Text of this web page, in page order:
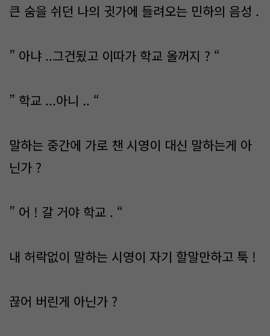
큰 숨을 쉬던 나의 귓가에 들려오는 민하의 음성 .
” 아냐 ..그건됬고 이따가 학교 올꺼지 ? “
” 학교 ...아니 .. “
말하는 중간에 가로 챈 시영이 대신 말하는게 아
닌가 ?
” 어 ! 갈 거야 학교 . “
내 허락없이 말하는 시영이 자기 할말만하고 툭 !
끊어 버린게 아닌가 ?